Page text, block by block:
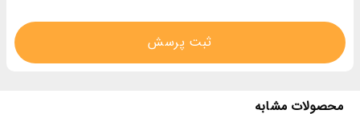
ثبت پرسش
محصولات مشابه